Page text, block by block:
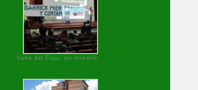
Valle del Elqui sin minería.